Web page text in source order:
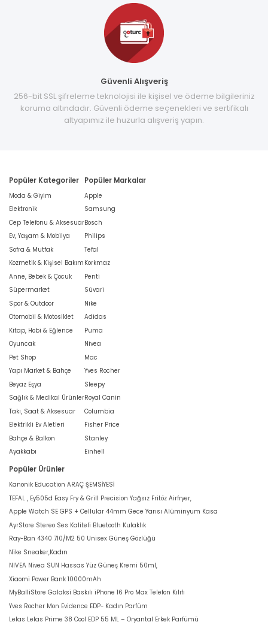
Güvenli Alışveriş
256-bit SSL şifreleme teknolojisi ile kişisel ve ödeme bilgileriniz
koruma altındadır. Güvenli ödeme seçenekleri ve sertifikalı
altyapımız ile huzurla alışveriş yapın.
Popüler Kategoriler
Moda & Giyim
Elektronik
Cep Telefonu & Aksesuar
Ev, Yaşam & Mobilya
Sofra & Mutfak
Kozmetik & Kişisel Bakım
Anne, Bebek & Çocuk
Süpermarket
Spor & Outdoor
Otomobil & Motosiklet
Kitap, Hobi & Eğlence
Oyuncak
Pet Shop
Yapı Market & Bahçe
Beyaz Eşya
Sağlık & Medikal Ürünler
Takı, Saat & Aksesuar
Elektrikli Ev Aletleri
Bahçe & Balkon
Ayakkabı
Popüler Markalar
Apple
Samsung
Bosch
Philips
Tefal
Korkmaz
Penti
Süvari
Nike
Adidas
Puma
Nivea
Mac
Yves Rocher
Sleepy
Royal Canin
Columbia
Fisher Price
Stanley
Einhell
Popüler Ürünler
Kanonik Education ARAÇ ŞEMSİYESİ
TEFAL , Ey505d Easy Fry & Grill Precision Yağsız Fritöz Airfryer,
Apple Watch SE GPS + Cellular 44mm Gece Yarısı Alüminyum Kasa
AyrStore Stereo Ses Kaliteli Bluetooth Kulaklık
Ray-Ban 4340 710/M2 50 Unisex Güneş Gözlüğü
Nike Sneaker,Kadın
NIVEA Nivea SUN Hassas Yüz Güneş Kremi 50ml,
Xiaomi Power Bank 10000mAh
MyBalliStore Galaksi Baskılı iPhone 16 Pro Max Telefon Kılıfı
Yves Rocher Mon Evidence EDP- Kadın Parfüm
Lelas Lelas Prime 38 Cool EDP 55 ML – Oryantal Erkek Parfümü